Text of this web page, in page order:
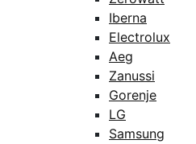
Iberna
Electrolux
Aeg
Zanussi
Gorenje
LG
Samsung